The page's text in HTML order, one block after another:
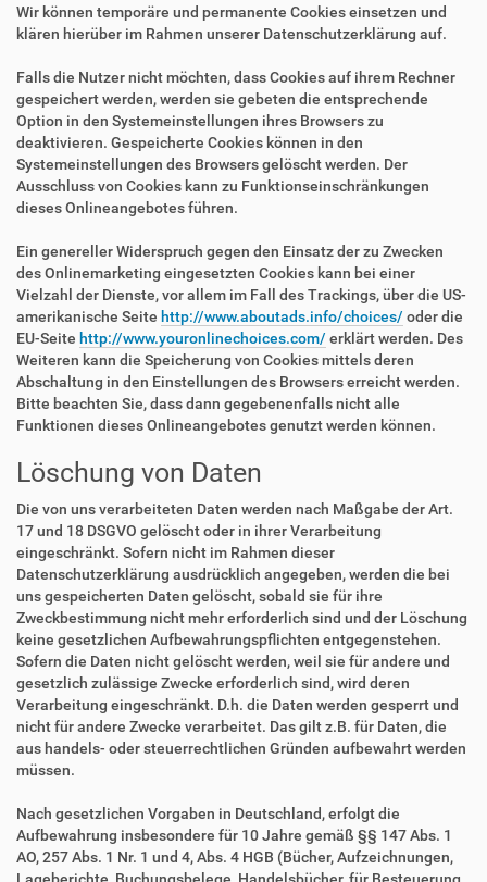
Wir können temporäre und permanente Cookies einsetzen und
klären hierüber im Rahmen unserer Datenschutzerklärung auf.
Falls die Nutzer nicht möchten, dass Cookies auf ihrem Rechner
gespeichert werden, werden sie gebeten die entsprechende
Option in den Systemeinstellungen ihres Browsers zu
deaktivieren. Gespeicherte Cookies können in den
Systemeinstellungen des Browsers gelöscht werden. Der
Ausschluss von Cookies kann zu Funktionseinschränkungen
dieses Onlineangebotes führen.
Ein genereller Widerspruch gegen den Einsatz der zu Zwecken
des Onlinemarketing eingesetzten Cookies kann bei einer
Vielzahl der Dienste, vor allem im Fall des Trackings, über die US-
amerikanische Seite http://www.aboutads.info/choices/ oder die
EU-Seite http://www.youronlinechoices.com/ erklärt werden. Des
Weiteren kann die Speicherung von Cookies mittels deren
Abschaltung in den Einstellungen des Browsers erreicht werden.
Bitte beachten Sie, dass dann gegebenenfalls nicht alle
Funktionen dieses Onlineangebotes genutzt werden können.
Löschung von Daten
Die von uns verarbeiteten Daten werden nach Maßgabe der Art.
17 und 18 DSGVO gelöscht oder in ihrer Verarbeitung
eingeschränkt. Sofern nicht im Rahmen dieser
Datenschutzerklärung ausdrücklich angegeben, werden die bei
uns gespeicherten Daten gelöscht, sobald sie für ihre
Zweckbestimmung nicht mehr erforderlich sind und der Löschung
keine gesetzlichen Aufbewahrungspflichten entgegenstehen.
Sofern die Daten nicht gelöscht werden, weil sie für andere und
gesetzlich zulässige Zwecke erforderlich sind, wird deren
Verarbeitung eingeschränkt. D.h. die Daten werden gesperrt und
nicht für andere Zwecke verarbeitet. Das gilt z.B. für Daten, die
aus handels- oder steuerrechtlichen Gründen aufbewahrt werden
müssen.
Nach gesetzlichen Vorgaben in Deutschland, erfolgt die
Aufbewahrung insbesondere für 10 Jahre gemäß §§ 147 Abs. 1
AO, 257 Abs. 1 Nr. 1 und 4, Abs. 4 HGB (Bücher, Aufzeichnungen,